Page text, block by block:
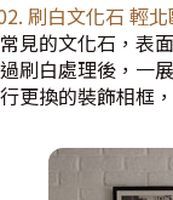
刷白文化石 輕
見的文化石，表
刷白處理後，一
更換的裝飾相框